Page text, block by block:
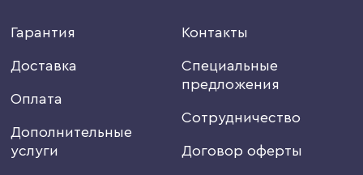
Гарантия
Доставка
Оплата
Дополнительные
услуги
Контакты
Специальные
предложения
Сотрудничество
Договор оферты